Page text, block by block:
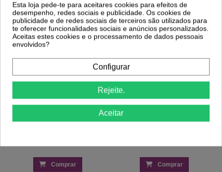
Comprar Comprar
Esta loja pede-te para aceitares cookies para efeitos de
desempenho, redes sociais e publicidade. Os cookies de
publicidade e de redes sociais de terceiros são utilizados para
te oferecer funcionalidades sociais e anúncios personalizados.
Aceitas estes cookies e o processamento de dados pessoais
envolvidos?
Configurar
Rejeite.
Aceitar